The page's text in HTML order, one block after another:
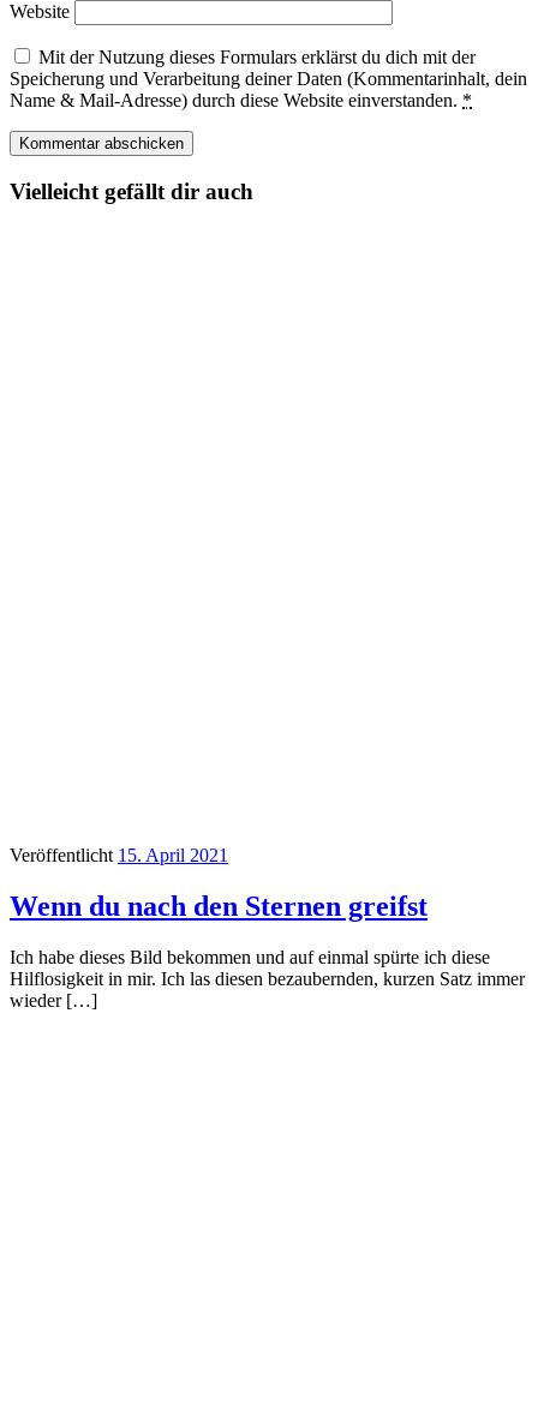
Website
Mit der Nutzung dieses Formulars erklärst du dich mit der
Speicherung und Verarbeitung deiner Daten (Kommentarinhalt, dein
Name & Mail-Adresse) durch diese Website einverstanden. *
Vielleicht gefällt dir auch
Veröffentlicht 15. April 2021
Wenn du nach den Sternen greifst
Ich habe dieses Bild bekommen und auf einmal spürte ich diese
Hilflosigkeit in mir. Ich las diesen bezaubernden, kurzen Satz immer
wieder […]